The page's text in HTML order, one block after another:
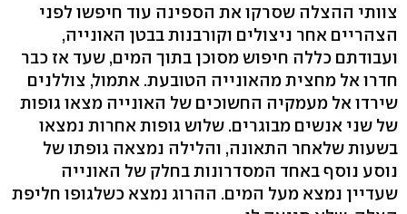
צוותי ההצלה שסרקו את הספינה עוד חיפשו לפני
הצהריים אחר ניצולים וקורבנות בבטן האונייה,
ועבודתם כללה חיפוש מסוכן בתוך המים, שעד אז כבר
חדרו אל מחצית מהאונייה הטובעת. אתמול, צוללנים
שירדו אל מעמקיה החשוכים של האונייה מצאו גופות
של שני אנשים מבוגרים. שלוש גופות אחרות נמצאו
בשעות שלאחר התאונה, והלילה נמצאה גופתו של
נוסע נוסף באחד המסדרונות בחלק של האונייה
שעדיין נמצא מעל המים. ההרוג נמצא כשלגופו חליפת